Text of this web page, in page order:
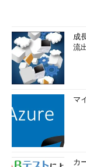
成
流
マ
カ